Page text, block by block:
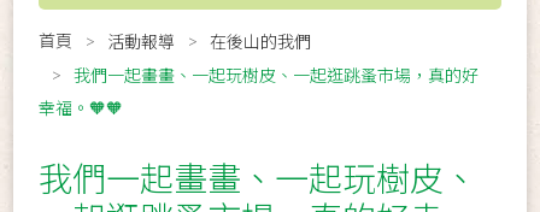
首頁 活動報導
在後山的我們
我們一起畫畫、一起玩樹皮、一起逛跳蚤市場，真的好
幸福。🧡🧡
我們一起畫畫、一起玩樹皮、